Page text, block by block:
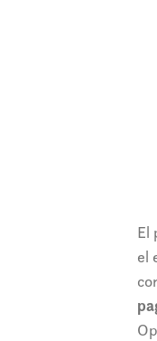
El
el